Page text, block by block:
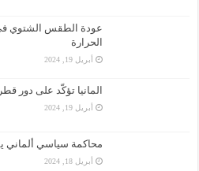
عودة الطقس الشتوي في
الحرارة
أبريل 19, 2024
المانيا تؤكّد على
أبريل 19, 2024
محاكمة سياسي ألماني
أبريل 18, 2024